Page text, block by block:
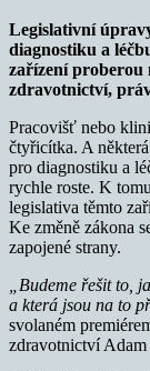
Legislativní
diagnostiku a
zařízení proberou
zdravotnictví,
Pracovišť nebo
čtyřicítka. A
pro diagnostiku a
rychle roste. K
legislativa těmto
Ke změně zákona
zapojené strany.
„Budeme řešit to,
a která jsou na to
svolaném
zdravotnictví